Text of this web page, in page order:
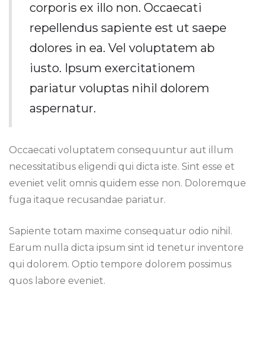
corporis ex illo non. Occaecati
repellendus sapiente est ut saepe
dolores in ea. Vel voluptatem ab
iusto. Ipsum exercitationem
pariatur voluptas nihil dolorem
aspernatur.
Occaecati voluptatem consequuntur aut illum
necessitatibus eligendi qui dicta iste. Sint esse et
eveniet velit omnis quidem esse non. Doloremque
fuga itaque recusandae pariatur.
Sapiente totam maxime consequatur odio nihil.
Earum nulla dicta ipsum sint id tenetur inventore
qui dolorem. Optio tempore dolorem possimus
quos labore eveniet.